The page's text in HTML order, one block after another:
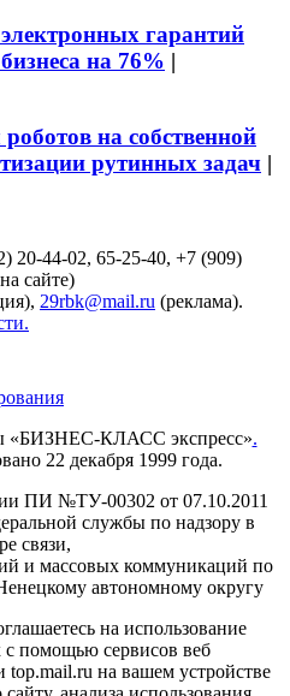
гарантий
на 76% |
на собственной
рутинных задач |
20-44-02, 65-25-40, +7 (909)
сайте)
29rbk@mail.ru (реклама).
«БИЗНЕС-КЛАСС экспресс».
22 декабря 1999 года.
ПИ №ТУ-00302 от 07.10.2011
службы по надзору в
связи,
и массовых коммуникаций по
автономному округу
на использование
помощью сервисов веб
на вашем устройстве